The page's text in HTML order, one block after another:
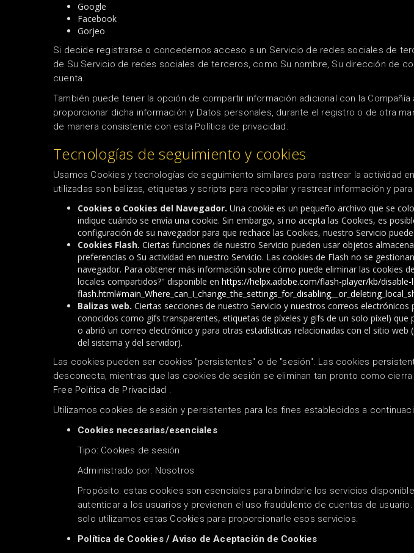
Google
Facebook
Gorjeo
Si decide registrarse o concedernos acceso a un Servicio de redes sociales de
de Su Servicio de redes sociales de terceros, como Su nombre, Su dirección de
cuenta.
También puede tener la opción de compartir información adicional con la
proporcionar dicha información y Datos personales, durante el registro o de otra
de manera consistente con esta Política de privacidad.
Tecnologías de seguimiento y cookies
Usamos Cookies y tecnologías de seguimiento similares para rastrear la actividad
utilizadas son balizas, etiquetas y scripts para recopilar y rastrear información y
Cookies o Cookies del Navegador. Una cookie es un pequeño archivo que se
indique cuándo se envía una cookie. Sin embargo, si no acepta las Cookies, es
configuración de su navegador para que rechace las Cookies, nuestro Servicio
Cookies Flash. Ciertas funciones de nuestro Servicio pueden usar objetos
preferencias o Su actividad en nuestro Servicio. Las cookies de Flash no se
navegador. Para obtener más información sobre cómo puede eliminar las cookies
locales compartidos?" disponible en https://helpx.adobe.com/flash-player/kb/
Balizas web. Ciertas secciones de nuestro Servicio y nuestros correos
conocidos como gifs transparentes, etiquetas de píxeles y gifs de un solo píxel)
o abrió un correo electrónico y para otras estadísticas relacionadas con el sitio
del sistema y del servidor).
Las cookies pueden ser cookies "persistentes" o de "sesión". Las cookies
desconecta, mientras que las cookies de sesión se eliminan tan pronto como
Free Política de Privacidad .
Utilizamos cookies de sesión y persistentes para los fines establecidos a
Cookies necesarias/esenciales
Tipo: Cookies de sesión
Administrado por: Nosotros
Propósito: estas cookies son esenciales para brindarle los servicios
autenticar a los usuarios y previenen el uso fraudulento de cuentas de usuario.
solo utilizamos estas Cookies para proporcionarle esos servicios.
Política de Cookies / Aviso de Aceptación de Cookies